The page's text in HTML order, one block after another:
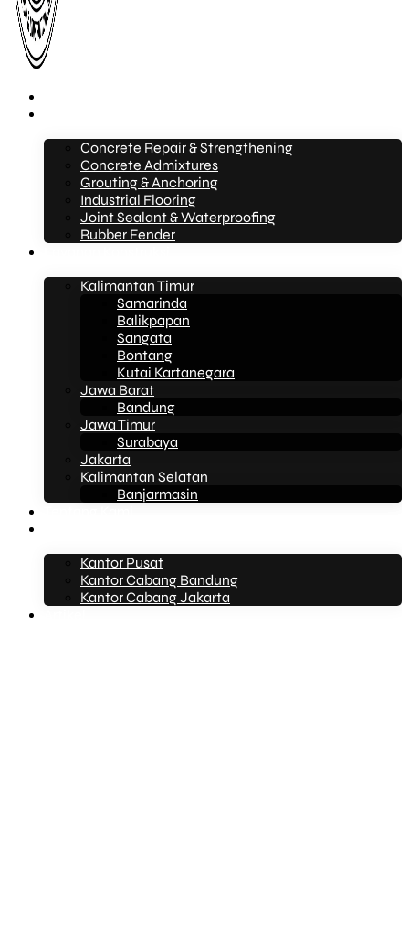
Concrete Repair & Strengthening
Concrete Admixtures
Grouting & Anchoring
Industrial Flooring
Joint Sealant & Waterproofing
Rubber Fender
Kalimantan Timur
Samarinda
Balikpapan
Sangata
Bontang
Kutai Kartanegara
Jawa Barat
Bandung
Jawa Timur
Surabaya
Jakarta
Kalimantan Selatan
Banjarmasin
Kantor Pusat
Kantor Cabang Bandung
Kantor Cabang Jakarta